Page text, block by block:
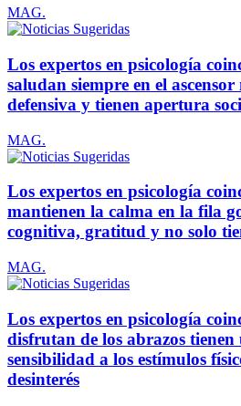
MAG.
Los expertos en psicología
saludan siempre en el
defensiva y tienen apertura
MAG.
Los expertos en psicología
mantienen la calma en la fila
cognitiva, gratitud y no solo
MAG.
Los expertos en psicología
disfrutan de los abrazos
sensibilidad a los estímulos
desinterés